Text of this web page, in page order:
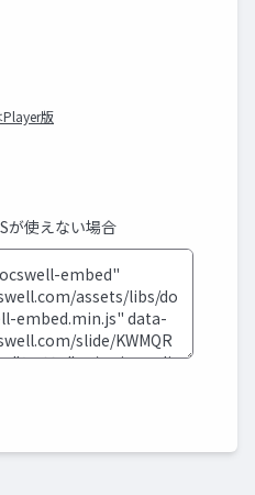
Player版
が使えない場合